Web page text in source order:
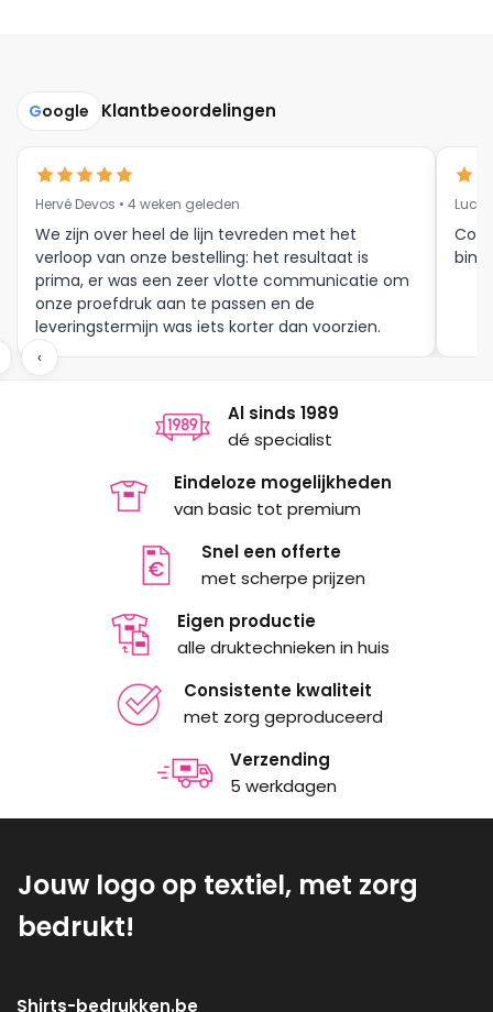
Google Klantbeoordelingen
Hervé Devos • 4 weken geleden
We zijn over heel de lijn tevreden met het
verloop van onze bestelling: het resultaat is
prima, er was een zeer vlotte communicatie om
onze proefdruk aan te passen en de
leveringstermijn was iets korter dan voorzien.
Meer moet dat niet zijn.
Luc
‹
Al sinds 1989
dé specialist
Eindeloze mogelijkheden
van basic tot premium
Snel een offerte
met scherpe prijzen
Eigen productie
alle druktechnieken in huis
Consistente kwaliteit
met zorg geproduceerd
Verzending
5 werkdagen
Jouw logo op textiel, met zorg
bedrukt!
Shirts-bedrukken.be